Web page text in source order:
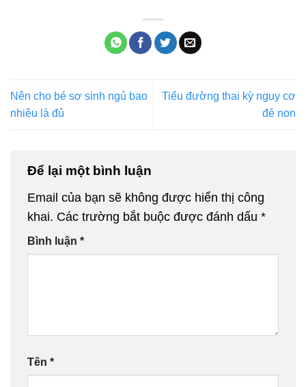
Nên cho bé sơ sinh ngủ bao
nhiêu là đủ
Tiểu đường thai kỳ nguy cơ
đẻ non
Để lại một bình luận
Email của bạn sẽ không được hiển thị công
khai. Các trường bắt buộc được đánh dấu *
Bình luận *
Tên *